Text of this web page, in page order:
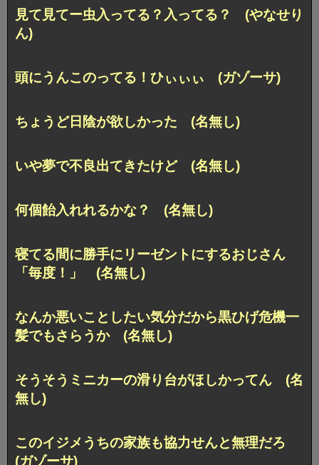
見て見てー虫入ってる？入ってる？ (やなせり
ん)
頭にうんこのってる！ひぃぃぃ (ガゾーサ)
ちょうど日陰が欲しかった (名無し)
いや夢で不良出てきたけど (名無し)
何個飴入れれるかな？ (名無し)
寝てる間に勝手にリーゼントにするおじさん
「毎度！」 (名無し)
なんか悪いことしたい気分だから黒ひげ危機一
髪でもさらうか (名無し)
そうそうミニカーの滑り台がほしかってん (名
無し)
このイジメうちの家族も協力せんと無理だろ
(ガゾーサ)